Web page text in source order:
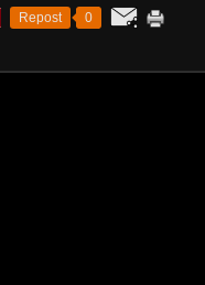
Repost 0